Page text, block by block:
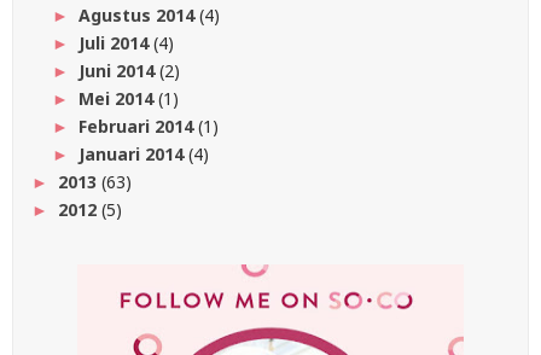
► Agustus 2014(4)
► Juli 2014(4)
► Juni 2014(2)
► Mei 2014(1)
► Februari 2014(1)
► Januari 2014(4)
► 2013 (63)
► 2012 (5)